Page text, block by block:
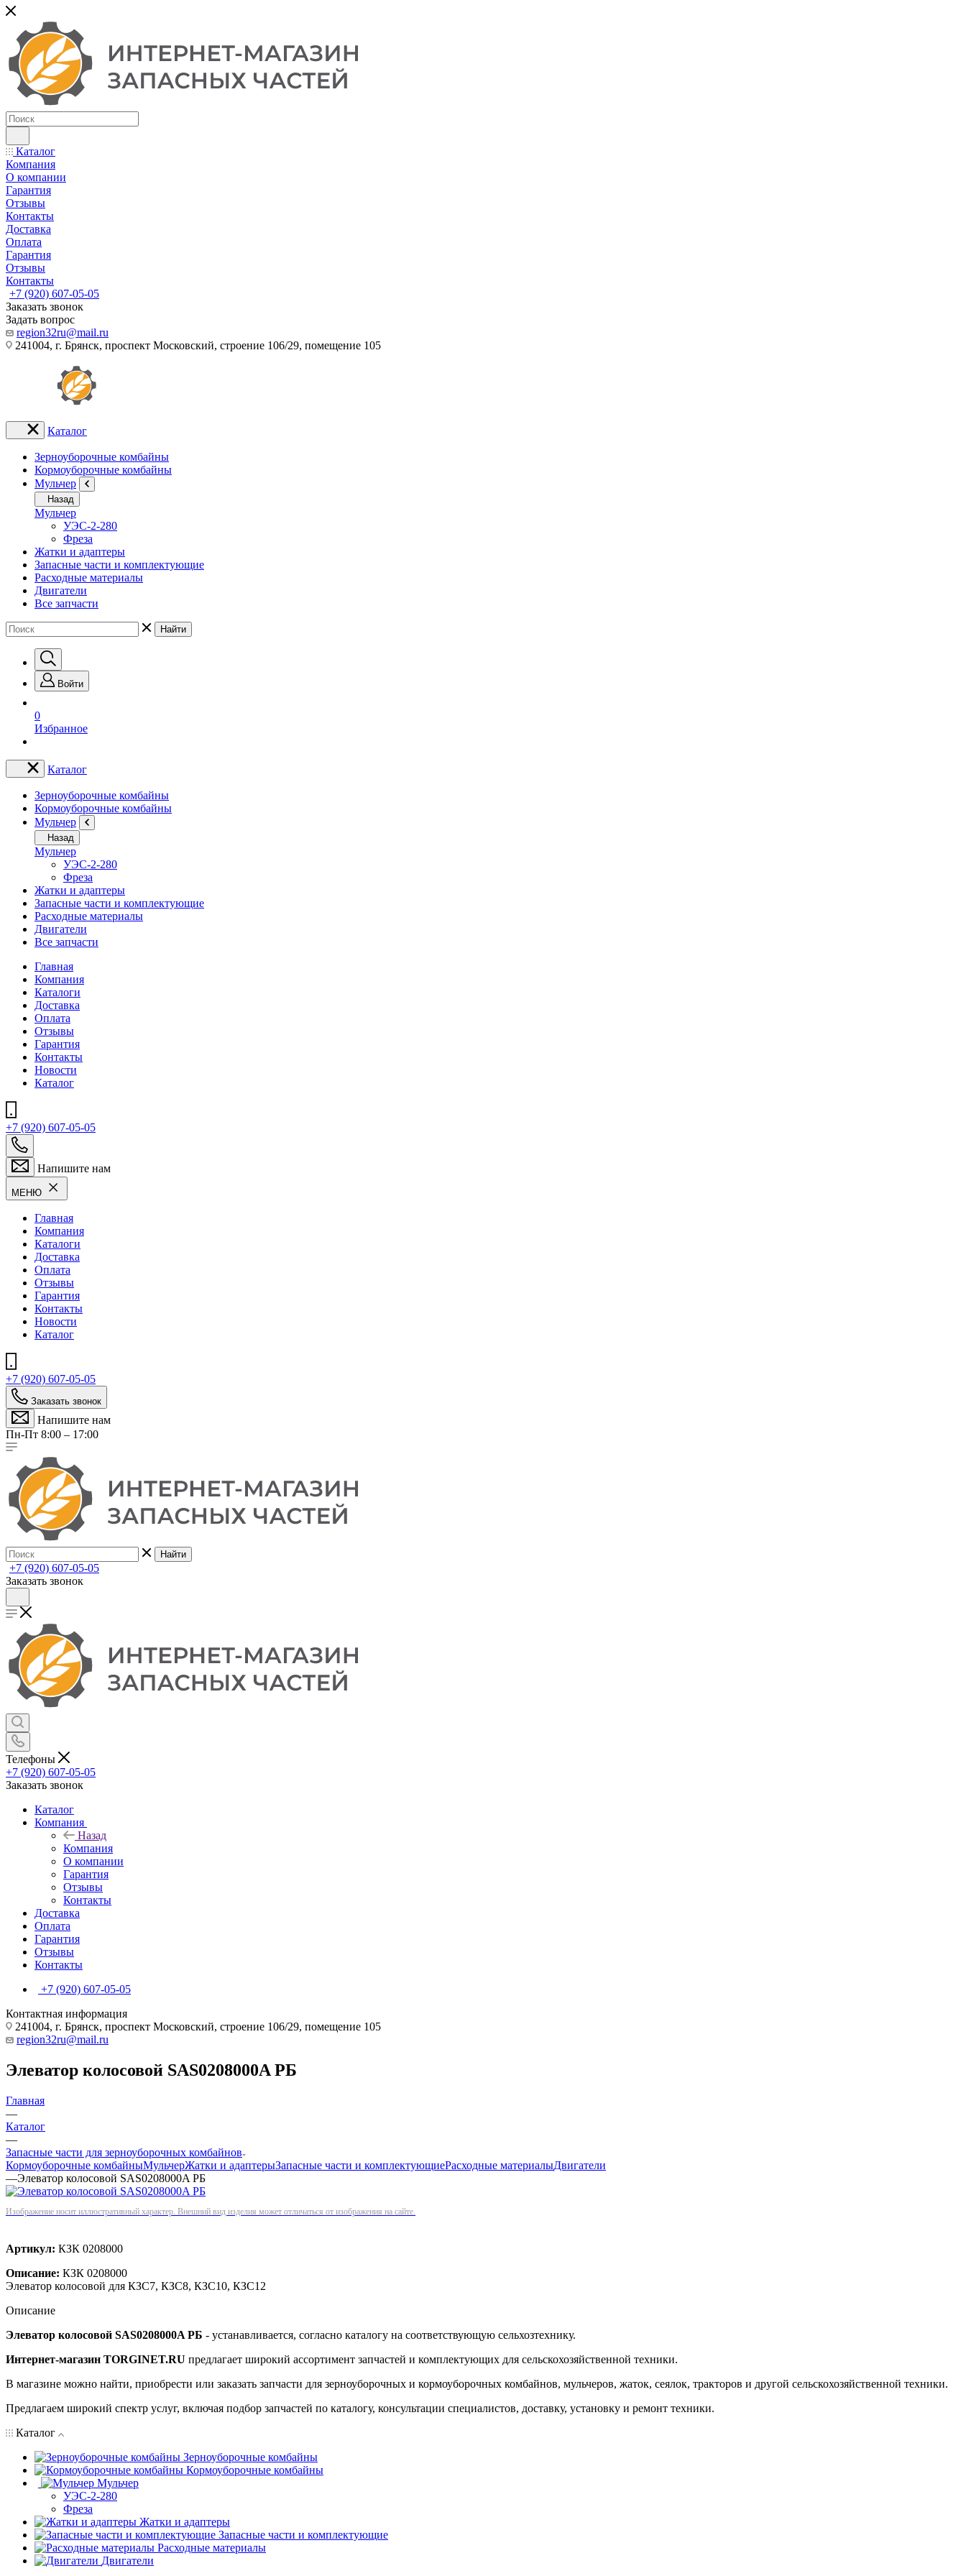
Каталог
Компания
О компании
Гарантия
Отзывы
Контакты
Доставка
Оплата
Гарантия
Отзывы
Контакты
+7 (920) 607-05-05
Заказать звонок
Задать вопрос
region32ru@mail.ru
241004, г. Брянск, проспект Московский, строение 106/29, помещение 105
Каталог
Зерноуборочные комбайны
Кормоуборочные комбайны
Мульчер
Назад
Мульчер
УЭС-2-280
Фреза
Жатки и адаптеры
Запасные части и комплектующие
Расходные материалы
Двигатели
Все запчасти
Найти
Войти
0
Избранное
Каталог
Зерноуборочные комбайны
Кормоуборочные комбайны
Мульчер
Назад
Мульчер
УЭС-2-280
Фреза
Жатки и адаптеры
Запасные части и комплектующие
Расходные материалы
Двигатели
Все запчасти
Главная
Компания
Каталоги
Доставка
Оплата
Отзывы
Гарантия
Контакты
Новости
Каталог
+7 (920) 607-05-05
Напишите нам
МЕНЮ
Главная
Компания
Каталоги
Доставка
Оплата
Отзывы
Гарантия
Контакты
Новости
Каталог
+7 (920) 607-05-05
Заказать звонок
Напишите нам
Пн-Пт 8:00 – 17:00
Найти
+7 (920) 607-05-05
Заказать звонок
Телефоны
+7 (920) 607-05-05
Заказать звонок
Каталог
Компания
Назад
Компания
О компании
Гарантия
Отзывы
Контакты
Доставка
Оплата
Гарантия
Отзывы
Контакты
+7 (920) 607-05-05
Контактная информация
241004, г. Брянск, проспект Московский, строение 106/29, помещение 105
region32ru@mail.ru
Элеватор колосовой SAS0208000A РБ
Главная
—
Каталог
—
Запасные части для зерноуборочных комбайнов
Кормоуборочные комбайныМульчерЖатки и адаптерыЗапасные части и комплектующиеРасходные материалыДвигатели
—Элеватор колосовой SAS0208000A РБ
Изображение носит иллюстративный характер. Внешний вид изделия может отличаться от изображения на сайте.
Артикул: КЗК 0208000
Описание: КЗК 0208000
Элеватор колосовой для КЗС7, КЗС8, КЗС10, КЗС12
Описание
Элеватор колосовой SAS0208000A РБ - устанавливается, согласно каталогу на соответствующую сельхозтехнику.
Интернет-магазин TORGINET.RU предлагает широкий ассортимент запчастей и комплектующих для сельскохозяйственной техники.
В магазине можно найти, приобрести или заказать запчасти для зерноуборочных и кормоуборочных комбайнов, мульчеров, жаток, сеялок, тракторов и другой сельскохозяйственной техники.
Предлагаем широкий спектр услуг, включая подбор запчастей по каталогу, консультации специалистов, доставку, установку и ремонт техники.
Каталог
Зерноуборочные комбайны
Кормоуборочные комбайны
Мульчер
УЭС-2-280
Фреза
Жатки и адаптеры
Запасные части и комплектующие
Расходные материалы
Двигатели